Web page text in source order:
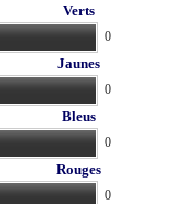
Verts
0
Jaunes
0
Bleus
0
Rouges
0